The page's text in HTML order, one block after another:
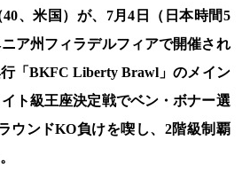
、米国）が、7月4日（日本時間5
ア州フィラデルフィアで開催され
「BKFC Liberty Brawl」のメイン
ト級王座決定戦でベン・ボナー選
ウンドKO負けを喫し、2階級制覇